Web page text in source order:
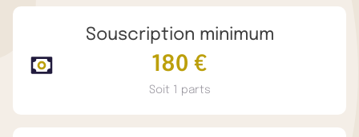
Souscription minimum
180 €
Soit 1 parts